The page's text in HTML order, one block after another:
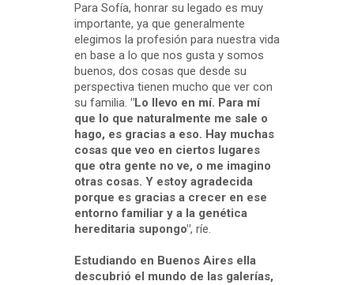
Para Sofía, honrar su legado es muy
importante, ya que generalmente
elegimos la profesión para nuestra vida
en base a lo que nos gusta y somos
buenos, dos cosas que desde su
perspectiva tienen mucho que ver con
su familia. "Lo llevo en mí. Para mí
que lo que naturalmente me sale o
hago, es gracias a eso. Hay muchas
cosas que veo en ciertos lugares
que otra gente no ve, o me imagino
otras cosas. Y estoy agradecida
porque es gracias a crecer en ese
entorno familiar y a la genética
hereditaria supongo", ríe.
Estudiando en Buenos Aires ella
descubrió el mundo de las galerías,